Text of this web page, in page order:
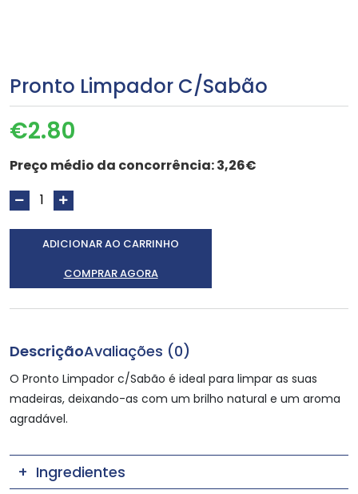
Pronto Limpador C/Sabão
€2.80
Preço médio da concorrência:3,26€
ADICIONAR AO CARRINHO
COMPRAR AGORA
DescriçãoAvaliações (0)
O Pronto Limpador c/Sabão é ideal para limpar as suas
madeiras, deixando-as com um brilho natural e um aroma
agradável.
Ingredientes